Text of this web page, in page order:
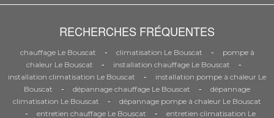
RECHERCHES FRÉQUENTES
chauffage Le Bouscat - climatisation Le Bouscat -
pompe à
chaleur Le Bouscat
- installation chauffage Le Bouscat -
installation climatisation Le Bouscat -
installation pompe à chaleur Le
Bouscat
- dépannage chauffage Le Bouscat -
dépannage
climatisation Le Bouscat
- dépannage pompe à chaleur Le Bouscat
- entretien chauffage Le Bouscat -
entretien climatisation Le